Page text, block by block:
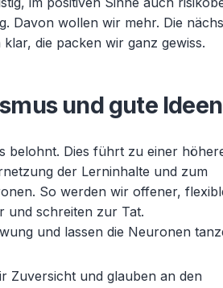
Davon wollen wir mehr. Die
die packen wir ganz gewiss.
und gute Ideen
belohnt. Dies führt zu einer
der Lerninhalte und zum
So werden wir offener,
und schreiten zur Tat.
und lassen die Neuronen
Zuversicht und glauben an den